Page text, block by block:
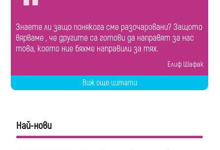
Знаете ли защо понякога сме разочаровани? Защото
вярваме , че другите са готови да направят за нас
това, което ние бяхме направили за тях.
Елиф Шафак
Виж още цитати
Най-нови